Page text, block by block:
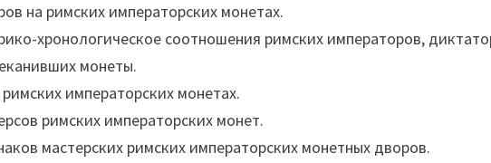
на римских императорских монетах.
хронологическое соотношения римских императоров,
монеты.
императорских монетах.
римских императорских монет.
мастерских римских императорских монетных дворов.